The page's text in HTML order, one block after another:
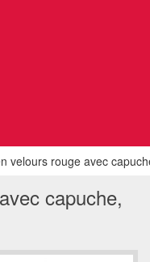
velours rouge avec
capuche,